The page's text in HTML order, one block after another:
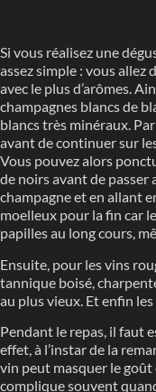
Si vous réalisez une
assez simple : vous allez
avec le plus d’arômes.
champagnes blancs de
blancs très minéraux.
avant de continuer sur
Vous pouvez alors
de noirs avant de passer
champagne et en allant
moelleux pour la fin car
papilles au long cours,
Ensuite, pour les vins
tannique boisé,
au plus vieux. Et enfin
Pendant le repas, il faut
effet, à l’instar de la
vin peut masquer le
complique souvent